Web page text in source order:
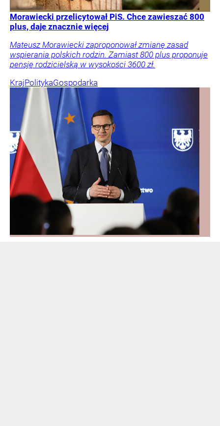
Morawiecki przelicytował PiS. Chce zawieszać 800
plus, daje znacznie więcej
Mateusz Morawiecki zaproponował zmianę zasad
wspierania polskich rodzin. Zamiast 800 plus proponuje
pensję rodzicielską w wysokości 3600 zł.
KrajPolitykaGospodarka